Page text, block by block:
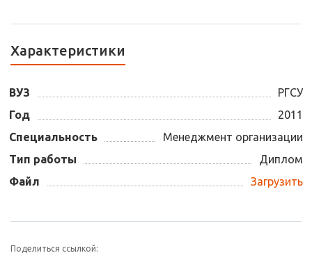
Характеристики
ВУЗ
РГСУ
Год
2011
Специальность
Менеджмент организации
Тип работы
Диплом
Файл
Загрузить
Поделиться ссылкой: